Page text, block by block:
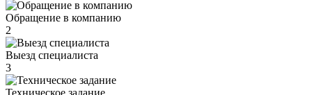
Обращение в компанию
2
Выезд специалиста
3